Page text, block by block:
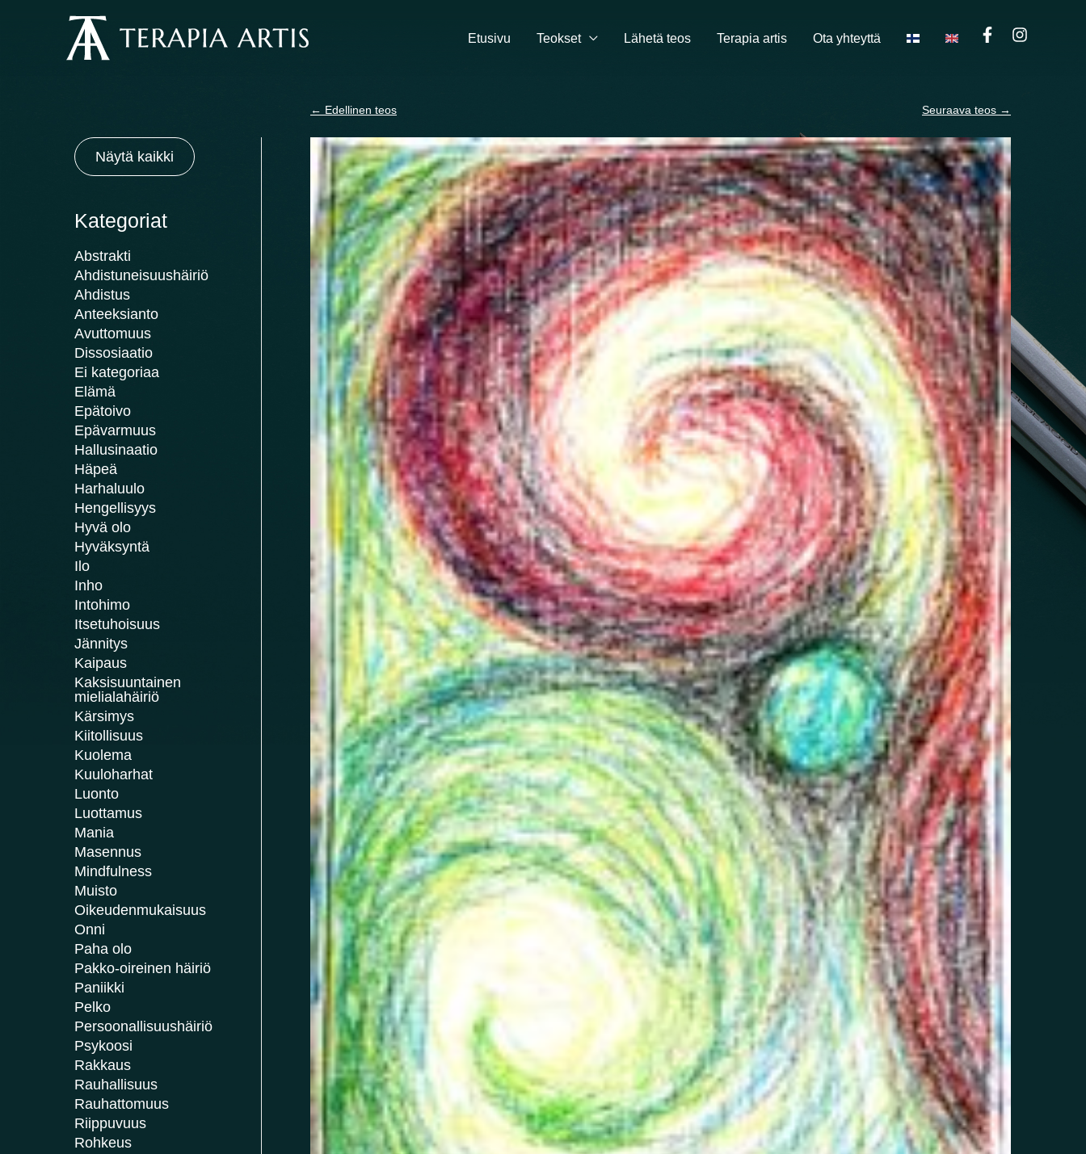
Etusivu Teokset Lähetä teos Terapia artis Ota yhteyttä
Näytä kaikki
Kategoriat
Abstrakti
Ahdistuneisuushäiriö
Ahdistus
Anteeksianto
Avuttomuus
Dissosiaatio
Ei kategoriaa
Elämä
Epätoivo
Epävarmuus
Hallusinaatio
Häpeä
Harhaluulo
Hengellisyys
Hyvä olo
Hyväksyntä
Ilo
Inho
Intohimo
Itsetuhoisuus
Jännitys
Kaipaus
Kaksisuuntainen
mielialahäiriö
Kärsimys
Kiitollisuus
Kuolema
Kuuloharhat
Luonto
Luottamus
Mania
Masennus
Mindfulness
Muisto
Oikeudenmukaisuus
Onni
Paha olo
Pakko-oireinen häiriö
Paniikki
Pelko
Persoonallisuushäiriö
Psykoosi
Rakkaus
Rauhallisuus
Rauhattomuus
Riippuvuus
Rohkeus
← Edellinen teos Seuraava teos →